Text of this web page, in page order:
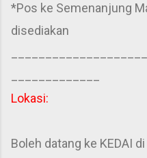
*Pos ke Semenanjung
disediakan
Lokasi:
Boleh datang ke KEDAI